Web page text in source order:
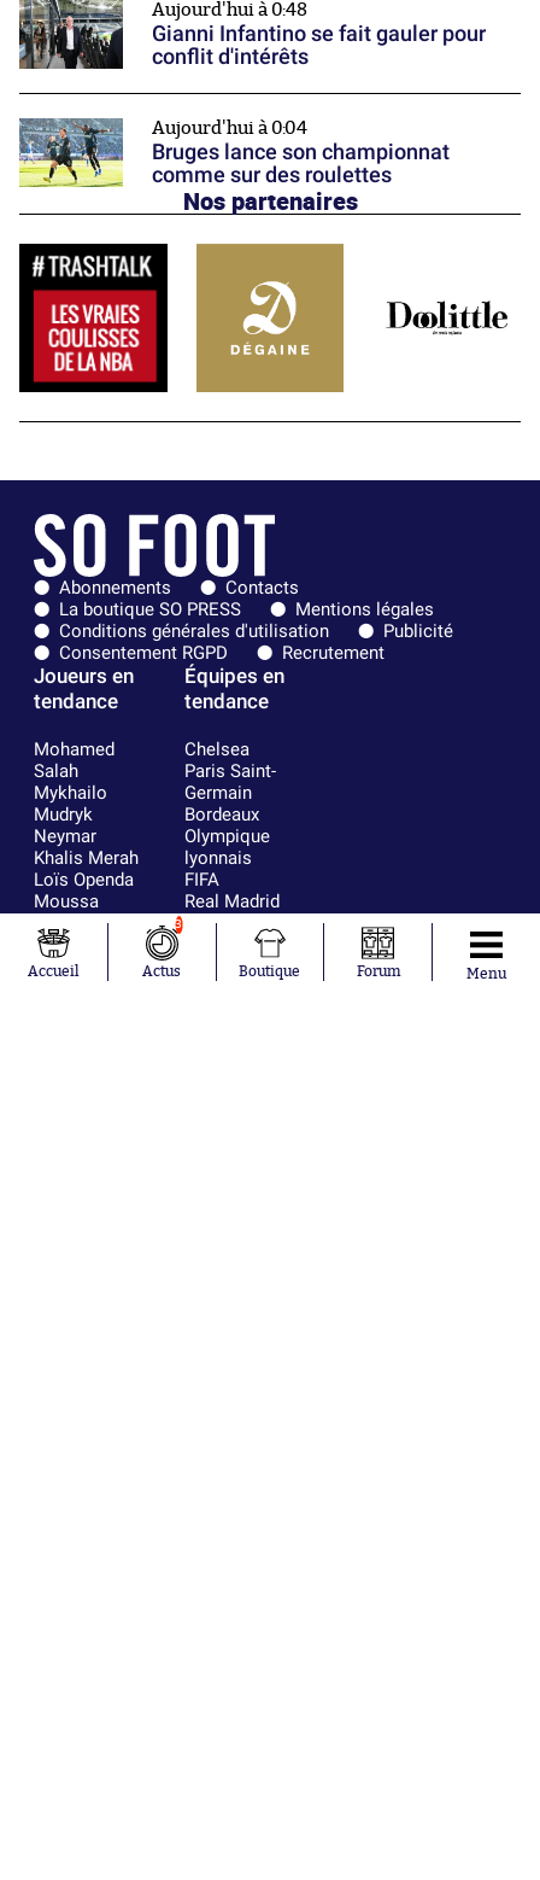
Aujourd'hui à 0:48
Gianni Infantino se fait gauler pour
conflit d'intérêts
Aujourd'hui à 0:04
Bruges lance son championnat
comme sur des roulettes
Nos partenaires
Abonnements
Contacts
La boutique SO PRESS
Mentions légales
Conditions générales d'utilisation
Publicité
Consentement RGPD
Recrutement
Joueurs en
tendance
Mohamed
Salah
Mykhailo
Mudryk
Neymar
Khalis Merah
Loïs Openda
Moussa
Niakhaté
Nicolás
Tagliafico
Pavel Šulc
Équipes en
tendance
Chelsea
Paris Saint-
Germain
Bordeaux
Olympique
lyonnais
FIFA
Real Madrid
RC Strasbourg
AC Milan
RC Lens
Accueil
3
Actus Boutique Forum Menu